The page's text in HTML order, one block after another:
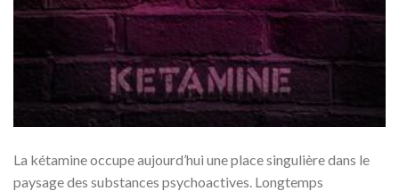
La kétamine occupe aujourd’hui une place singulière dans le
paysage des substances psychoactives. Longtemps